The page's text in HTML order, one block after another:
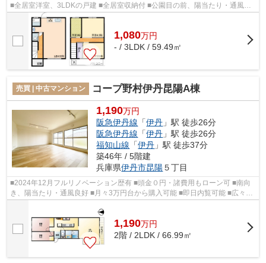
■全居室洋室、3LDKの戸建 ■全居室収納付 ■公園目の前、陽当たり・通風良
好 ■月々2万円台から購入可能 ■即日...
1,080万円
- / 3LDK / 59.49㎡
売買 | 中古マンション コープ野村伊丹昆陽A棟
1,190万円
阪急伊丹線 「伊丹 」駅 徒歩26分
阪急伊丹線 「伊丹 」駅 徒歩26分
福知山線 「伊丹 」駅 徒歩37分
築46年 / 5階建
兵庫県伊丹市昆陽５丁目
■2024年12月フルリノベーション歴有 ■頭金０円・諸費用もローン可 ■南向
き、陽当たり・通風良好 ■月々3万円台から購入可能 ■即日内覧可能 ■広々空
1,190万円
2階 / 2LDK / 66.99㎡